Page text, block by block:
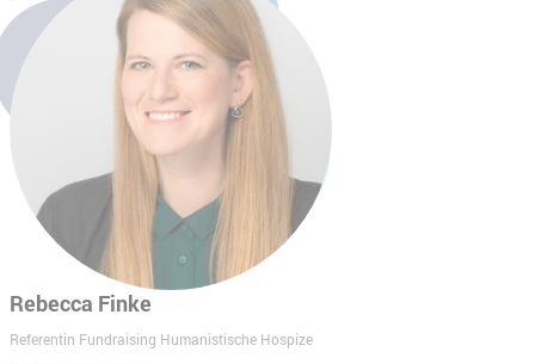
Rebecca Finke
Referentin Fundraising Humanistische Hospize